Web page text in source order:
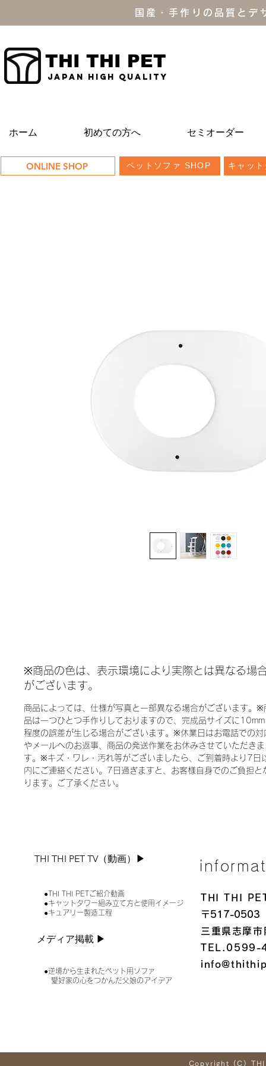
国産・手作りの品質と
THI THI PET
JAPAN high quality
ホーム 初めての方へ セミオーダー
ONLINE SHOP ペットソファ SHOP キャッ
※商品の色は、表示環境により実際とは異なる場
がございます。
商品によっては、仕様が写真と一部異なる場合がございます。※
品は一つひとつ手作りしておりますので、完成品サイズに10mm
程度の誤差が生じる場合がございます。※休業日はお電話での対
やメールへのお返事、商品の発送作業をお休みさせていただきま
す。※キズ・ワレ・汚れ等がございましたら、ご到着時より7日
内にご連絡ください。7日過ぎますと、お客様自身でのご負担と
ります。ご了承ください。
THI THI PET TV（動画）▶︎
●THI THI PETご紹介動画
●キャットタワー組み立て方と使用イメージ
●キュアリー製造工程
メディア掲載 ▶︎
●逆境から生まれたペット用ソファ
愛好家の心をつかんだ父娘のアイデア
THI THI
〒517-0503
三重県志摩
TEL.0599-
Copyright (C)